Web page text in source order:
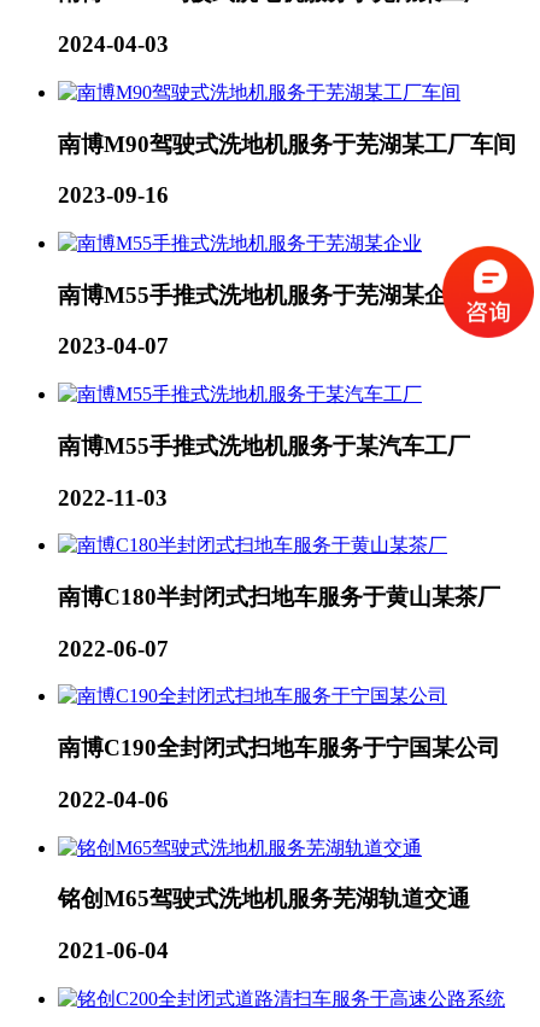
2024-04-03
南博M90驾驶式洗地机服务于芜湖某工厂车间
2023-09-16
南博M55手推式洗地机服务于芜湖某企业
2023-04-07
南博M55手推式洗地机服务于某汽车工厂
2022-11-03
南博C180半封闭式扫地车服务于黄山某茶厂
2022-06-07
南博C190全封闭式扫地车服务于宁国某公司
2022-04-06
铭创M65驾驶式洗地机服务芜湖轨道交通
2021-06-04